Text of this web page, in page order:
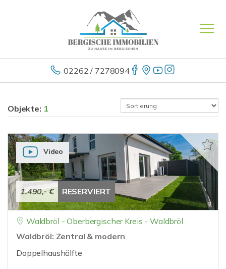
02262 / 7278094
Objekte: 1
1.490,- € RESERVIERT
Video
Waldbröl - Oberbergischer Kreis - Waldbröl
Waldbröl: Zentral & modern
Doppelhaushälfte